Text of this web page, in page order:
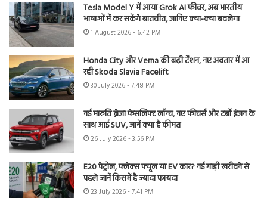
Tesla Model Y में आया Grok AI फीचर, अब भारतीय
भाषाओं में कर सकेंगे बातचीत, जानिए क्या-क्या बदलेगा
1 August 2026 - 6:42 PM
Honda City और Verna की बढ़ी टेंशन, नए अवतार में आ
रही Skoda Slavia Facelift
30 July 2026 - 7:48 PM
नई मारुति ब्रेजा फेसलिफ्ट लॉन्च, नए फीचर्स और टर्बो इंजन के
साथ आई SUV, जानें क्या है कीमत
26 July 2026 - 3:56 PM
E20 पेट्रोल, फ्लेक्स फ्यूल या EV कार? नई गाड़ी खरीदने से
पहले जानें किसमें है ज्यादा फायदा
23 July 2026 - 7:41 PM